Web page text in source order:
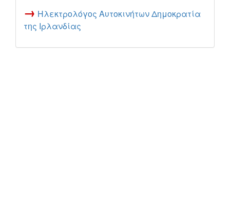
→ Ηλεκτρολόγος Αυτοκινήτων Δημοκρατία
της Ιρλανδίας